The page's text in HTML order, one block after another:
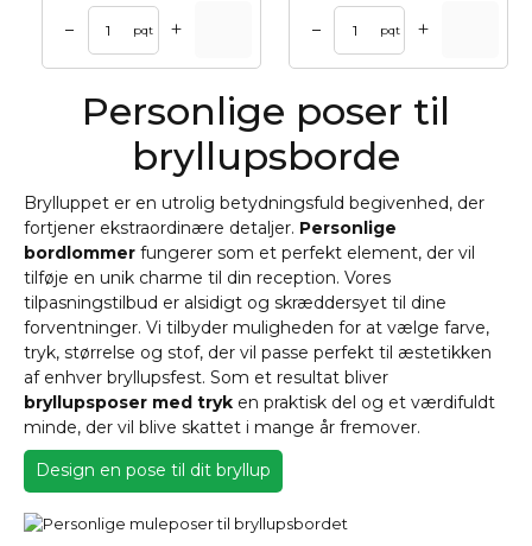
– pqt + – pqt +
Personlige poser til
bryllupsborde
Brylluppet er en utrolig betydningsfuld begivenhed, der
fortjener ekstraordinære detaljer. Personlige
bordlommer fungerer som et perfekt element, der vil
tilføje en unik charme til din reception. Vores
tilpasningstilbud er alsidigt og skræddersyet til dine
forventninger. Vi tilbyder muligheden for at vælge farve,
tryk, størrelse og stof, der vil passe perfekt til æstetikken
af enhver bryllupsfest. Som et resultat bliver
bryllupsposer med tryk en praktisk del og et værdifuldt
minde, der vil blive skattet i mange år fremover.
Design en pose til dit bryllup